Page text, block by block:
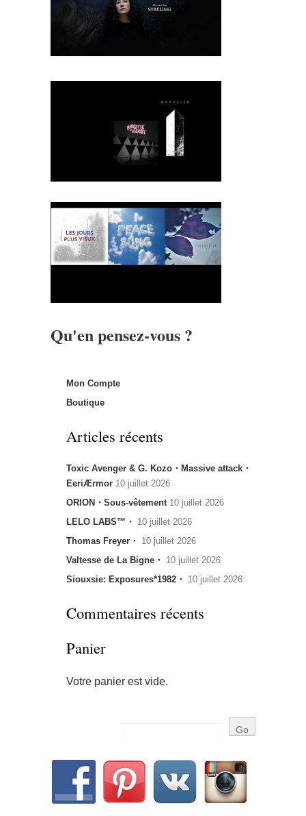
Qu'en pensez-vous ?
Mon Compte
Boutique
Articles récents
Toxic Avenger & G. Kozo・Massive attack・
EeriÆrmor 10 juillet 2026
ORION・Sous-vêtement 10 juillet 2026
LELO LABS™・ 10 juillet 2026
Thomas Freyer・ 10 juillet 2026
Valtesse de La Bigne・ 10 juillet 2026
Siouxsie: Exposures*1982・ 10 juillet 2026
Commentaires récents
Panier
Votre panier est vide.